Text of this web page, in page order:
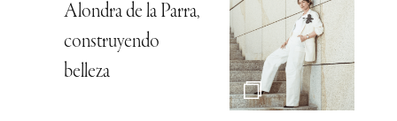
Alondra de la Parra,
construyendo
belleza